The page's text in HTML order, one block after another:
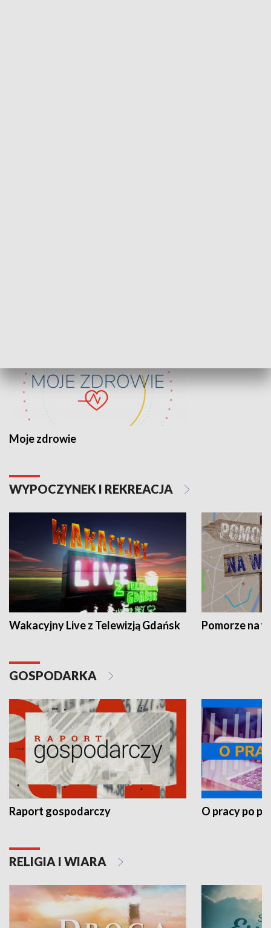
Moje zdrowie
WYPOCZYNEK I REKREACJA
Wakacyjny Live z Telewizją Gdańsk Pomorze na
GOSPODARKA
Raport gospodarczy O pracy po
RELIGIA I WIARA